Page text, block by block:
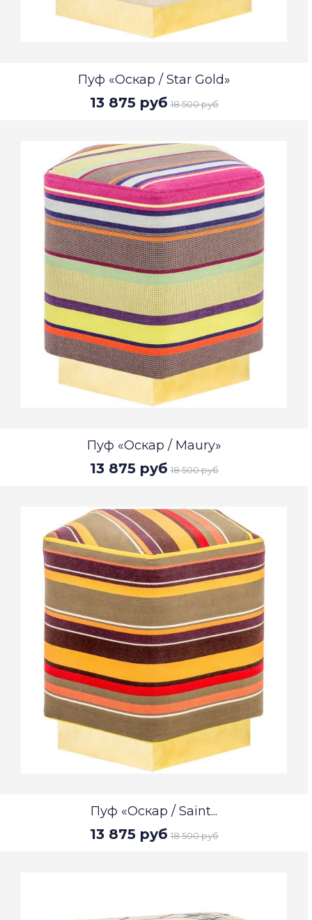
Пуф «Оскар / Star Gold»
13 875 руб 18 500 руб
Пуф «Оскар / Maury»
13 875 руб 18 500 руб
Пуф «Оскар / Saint...
13 875 руб 18 500 руб